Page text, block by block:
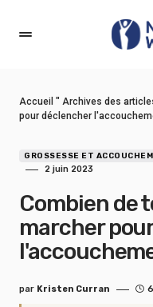
Accueil " Archives des
pour déclencher
GROSSESSE ET
2 juin 2023
Combien de
marcher
par Kristen Curran